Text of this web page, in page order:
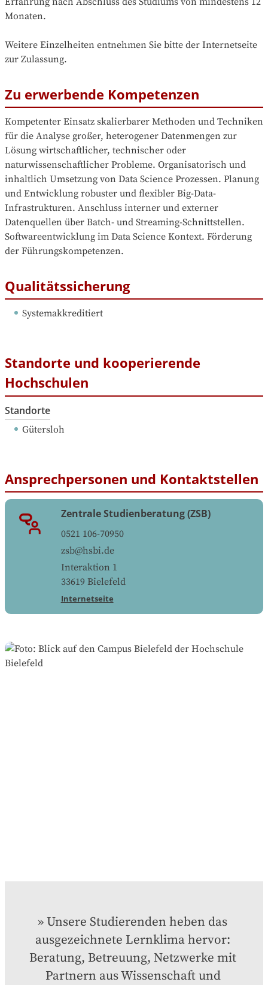
Monaten.
Weitere Einzelheiten entnehmen Sie bitte der Internetseite
zur Zulassung.
Zu erwerbende Kompetenzen
Kompetenter Einsatz skalierbarer Methoden und Techniken
für die Analyse großer, heterogener Datenmengen zur
Lösung wirtschaftlicher, technischer oder
naturwissenschaftlicher Probleme. Organisatorisch und
inhaltlich Umsetzung von Data Science Prozessen. Planung
und Entwicklung robuster und flexibler Big-Data-
Infrastrukturen. Anschluss interner und externer
Datenquellen über ­Batch- und Streaming-Schnittstellen.
Softwareentwicklung im Data Science Kontext. Förderung
der Führungskompetenzen.
Qualitätssicherung
Systemakkreditiert
Standorte und kooperierende
Hochschulen
Standorte
Gütersloh
Ansprechpersonen und Kontaktstellen
Zentrale Studienberatung (ZSB)
0521 106-70950
zsb@hsbi.de
Interaktion 1
33619 Bielefeld
Internetseite
Unsere Studierenden heben das
ausgezeichnete Lernklima hervor:
Beratung, Betreuung, Netzwerke mit
Partnern aus Wissenschaft und